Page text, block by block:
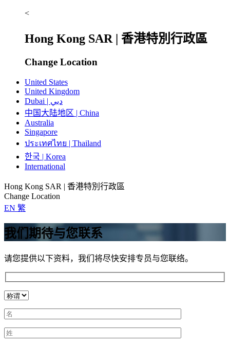
<
Hong Kong SAR | 香港特別行政區
Change Location
United States
United Kingdom
Dubai | دبي
中国大陆地区 | China
Australia
Singapore
ประเทศไทย | Thailand
한국 | Korea
International
Hong Kong SAR | 香港特別行政區
Change Location
EN 繁
我们期待与您联系
请您提供以下资料，我们将尽快安排专员与您联络。